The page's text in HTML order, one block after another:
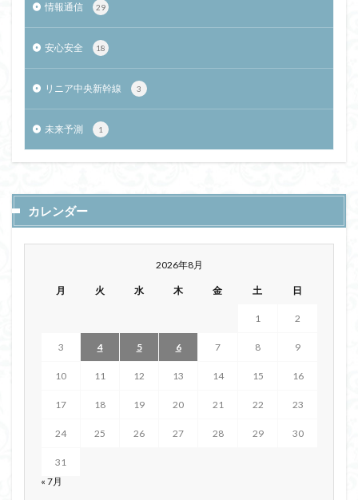
情報通信 29
安心安全 18
リニア中央新幹線 3
未来予測 1
カレンダー
2026年8月
月 火 水 木 金 土 日
1 2
3 4 5 6 7 8 9
10 11 12 13 14 15 16
17 18 19 20 21 22 23
24 25 26 27 28 29 30
31
« 7月